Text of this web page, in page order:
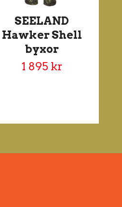
SEELAND
Hawker Shell
byxor
1 895 kr